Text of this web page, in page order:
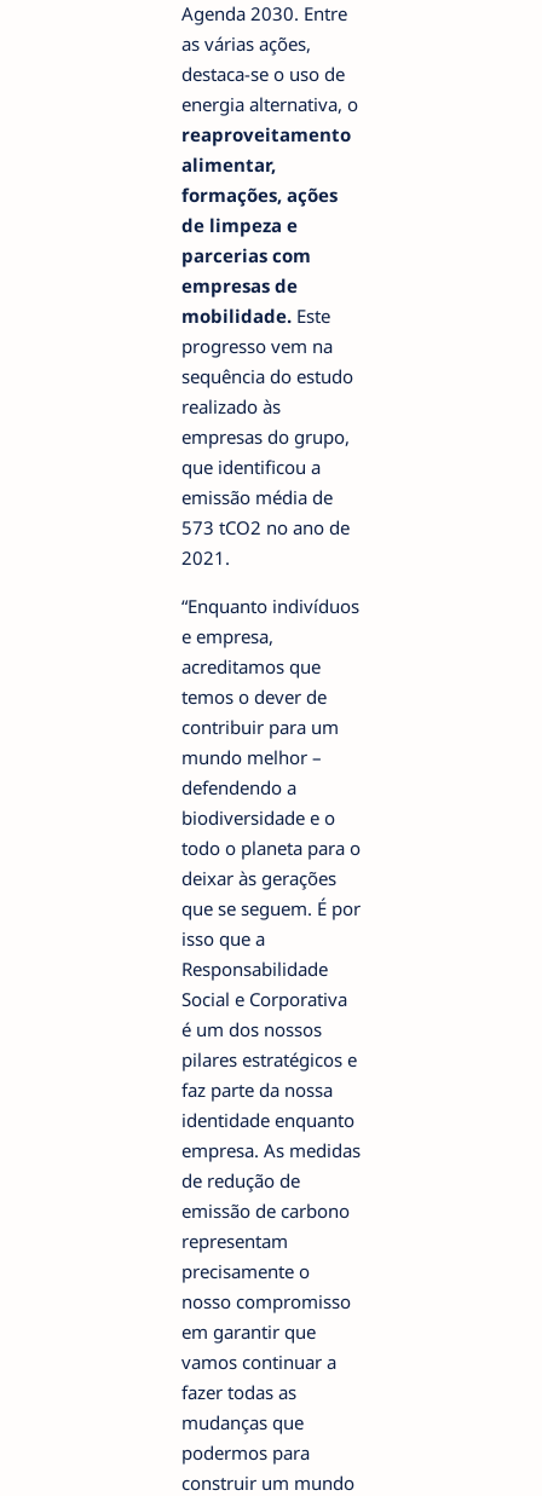
Agenda 2030. Entre
as várias ações,
destaca-se o uso de
energia alternativa, o
reaproveitamento
alimentar,
formações, ações
de limpeza e
parcerias com
empresas de
mobilidade. Este
progresso vem na
sequência do estudo
realizado às
empresas do grupo,
que identificou a
emissão média de
573 tCO2 no ano de
2021.
“Enquanto indivíduos
e empresa,
acreditamos que
temos o dever de
contribuir para um
mundo melhor –
defendendo a
biodiversidade e o
todo o planeta para o
deixar às gerações
que se seguem. É por
isso que a
Responsabilidade
Social e Corporativa
é um dos nossos
pilares estratégicos e
faz parte da nossa
identidade enquanto
empresa. As medidas
de redução de
emissão de carbono
representam
precisamente o
nosso compromisso
em garantir que
vamos continuar a
fazer todas as
mudanças que
podermos para
construir um mundo